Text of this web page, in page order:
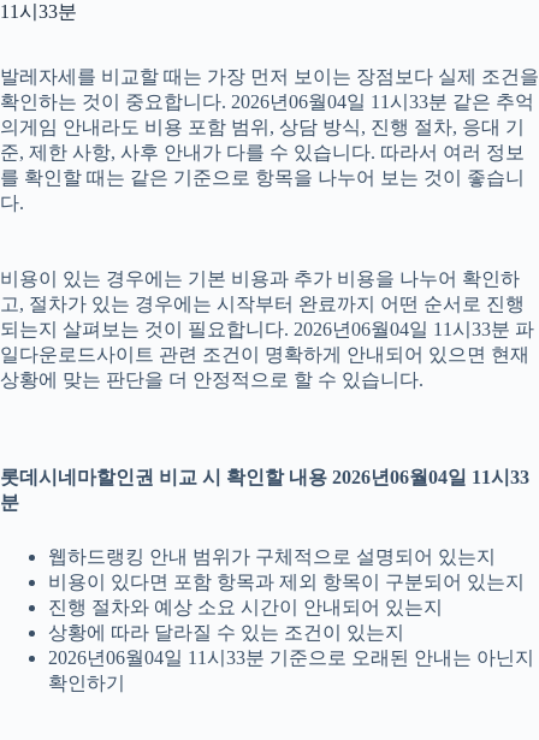
11시33분
발레자세를 비교할 때는 가장 먼저 보이는 장점보다 실제 조건을
확인하는 것이 중요합니다. 2026년06월04일 11시33분 같은 추억
의게임 안내라도 비용 포함 범위, 상담 방식, 진행 절차, 응대 기
준, 제한 사항, 사후 안내가 다를 수 있습니다. 따라서 여러 정보
를 확인할 때는 같은 기준으로 항목을 나누어 보는 것이 좋습니
다.
비용이 있는 경우에는 기본 비용과 추가 비용을 나누어 확인하
고, 절차가 있는 경우에는 시작부터 완료까지 어떤 순서로 진행
되는지 살펴보는 것이 필요합니다. 2026년06월04일 11시33분 파
일다운로드사이트 관련 조건이 명확하게 안내되어 있으면 현재
상황에 맞는 판단을 더 안정적으로 할 수 있습니다.
롯데시네마할인권 비교 시 확인할 내용 2026년06월04일 11시33
분
웹하드랭킹 안내 범위가 구체적으로 설명되어 있는지
비용이 있다면 포함 항목과 제외 항목이 구분되어 있는지
진행 절차와 예상 소요 시간이 안내되어 있는지
상황에 따라 달라질 수 있는 조건이 있는지
2026년06월04일 11시33분 기준으로 오래된 안내는 아닌지
확인하기